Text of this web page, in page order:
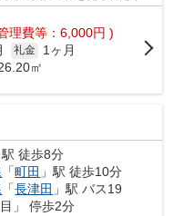
理費等：6,000円 )
礼金
1ヶ月
㎡
駅 徒歩8分
「町田 」駅 徒歩10分
「長津田 」駅 バス19
」 停歩2分